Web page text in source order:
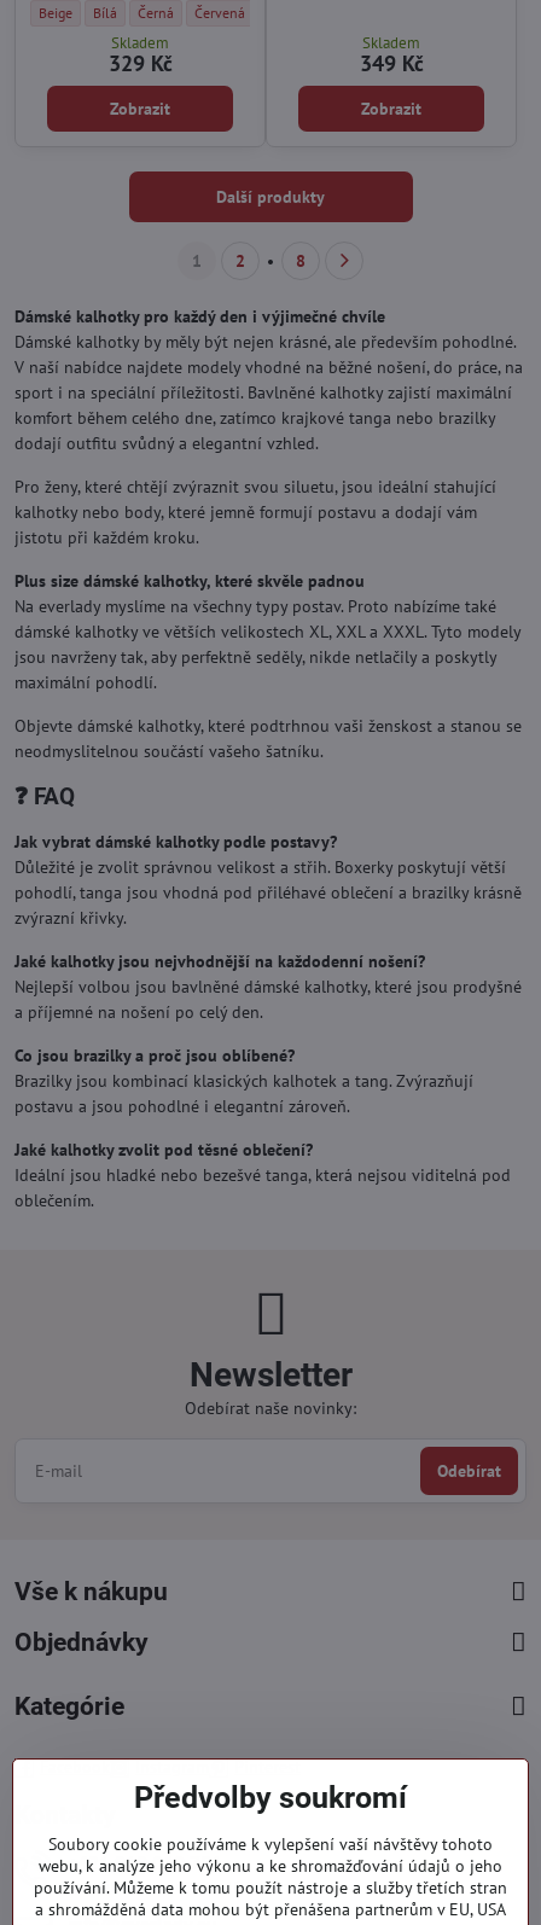
Brazilské kalhotky KARIOKA Wolbar - Barva:
Beige Brazilské kalhotky KARIOKA Wolbar - Barva:
Bílá Brazilské kalhotky KARIOKA Wolbar - Barva:
Černá Brazilské kalhotky KARIOKA Wolbar - Barva:
Červená
Skladem
329 Kč
Zobrazit
Skladem
349 Kč
Zobrazit
Další produkty
1 2 8
Dámské kalhotky pro každý den i výjimečné chvíle
Dámské kalhotky by měly být nejen krásné, ale především pohodlné.
V naší nabídce najdete modely vhodné na běžné nošení, do práce, na
sport i na speciální příležitosti. Bavlněné kalhotky zajistí maximální
komfort během celého dne, zatímco krajkové tanga nebo brazilky
dodají outfitu svůdný a elegantní vzhled.
Pro ženy, které chtějí zvýraznit svou siluetu, jsou ideální stahující
kalhotky nebo body, které jemně formují postavu a dodají vám
jistotu při každém kroku.
Plus size dámské kalhotky, které skvěle padnou
Na everlady myslíme na všechny typy postav. Proto nabízíme také
dámské kalhotky ve větších velikostech XL, XXL a XXXL. Tyto modely
jsou navrženy tak, aby perfektně seděly, nikde netlačily a poskytly
maximální pohodlí.
Objevte dámské kalhotky, které podtrhnou vaši ženskost a stanou se
neodmyslitelnou součástí vašeho šatníku.
❓ FAQ
Jak vybrat dámské kalhotky podle postavy?
Důležité je zvolit správnou velikost a střih. Boxerky poskytují větší
pohodlí, tanga jsou vhodná pod přiléhavé oblečení a brazilky krásně
zvýrazní křivky.
Jaké kalhotky jsou nejvhodnější na každodenní nošení?
Nejlepší volbou jsou bavlněné dámské kalhotky, které jsou prodyšné
a příjemné na nošení po celý den.
Co jsou brazilky a proč jsou oblíbené?
Brazilky jsou kombinací klasických kalhotek a tang. Zvýrazňují
postavu a jsou pohodlné i elegantní zároveň.
Jaké kalhotky zvolit pod těsné oblečení?
Ideální jsou hladké nebo bezešvé tanga, která nejsou viditelná pod
oblečením.
Newsletter
Odebírat naše novinky:
Odebírat
Vše k nákupu
Objednávky
Kategórie
Facebook Instagram Pinterest
+421 919 060 751
Pondělí - Pátek : 09:00 - 15:00 hod.
Předvolby soukromí
Soubory cookie používáme k vylepšení vaší návštěvy tohoto
webu, k analýze jeho výkonu a ke shromažďování údajů o jeho
používání. Můžeme k tomu použít nástroje a služby třetích stran
a shromážděná data mohou být přenášena partnerům v EU, USA